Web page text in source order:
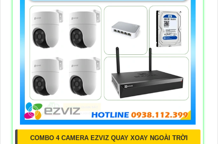
COMBO 4 CAMERA EZVIZ QUAY XOAY NGOÀI TRỜI